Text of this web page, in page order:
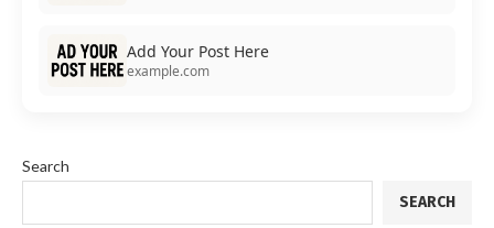
Add Your Post Here
example.com
Search
SEARCH